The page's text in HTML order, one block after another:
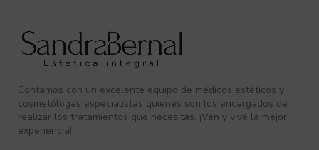
Contamos con un excelente equipo de médicos estéticos y
cosmetólogas especialistas quienes son los encargados de
realizar los tratamientos que necesitas. ¡Ven y vive la mejor
experiencia!